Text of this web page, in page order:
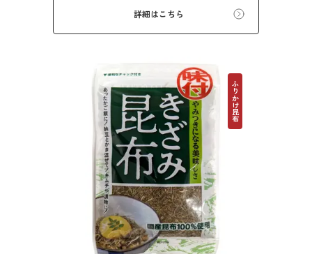
詳細はこちら
ふりかけ昆布